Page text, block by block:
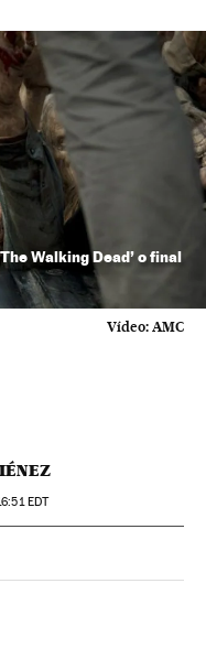
Walking Dead’ o final
Vídeo: AMC
EDT